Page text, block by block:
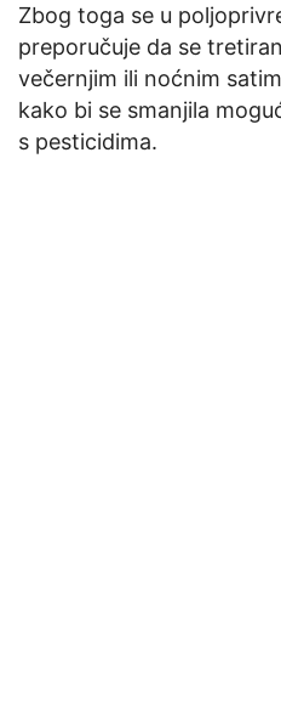
Zbog toga se u
preporučuje da se
večernjim ili noćnim
kako bi se smanjila
s pesticidima.